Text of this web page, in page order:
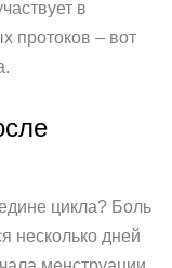
в
протоков – вот
цикла? Боль
несколько дней